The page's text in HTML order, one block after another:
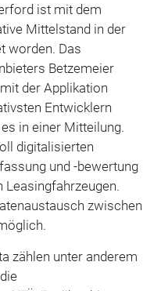
ist mit dem
Mittelstand in der
worden. Das
Betzemeier
der Applikation
Entwicklern
in einer Mitteilung.
digitalisierten
und -bewertung
Leasingfahrzeugen.
zwischen
zählen unter anderem